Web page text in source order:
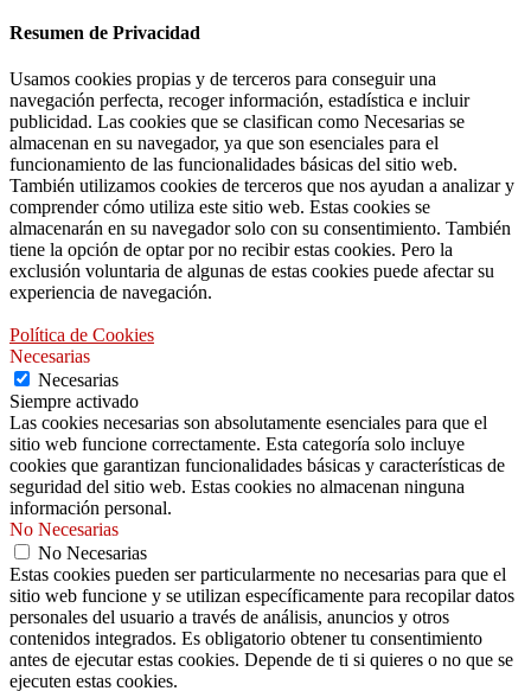
Resumen de Privacidad
Usamos cookies propias y de terceros para conseguir una
navegación perfecta, recoger información, estadística e incluir
publicidad. Las cookies que se clasifican como Necesarias se
almacenan en su navegador, ya que son esenciales para el
funcionamiento de las funcionalidades básicas del sitio web.
También utilizamos cookies de terceros que nos ayudan a analizar y
comprender cómo utiliza este sitio web. Estas cookies se
almacenarán en su navegador solo con su consentimiento. También
tiene la opción de optar por no recibir estas cookies. Pero la
exclusión voluntaria de algunas de estas cookies puede afectar su
experiencia de navegación.
Política de Cookies
Necesarias
Necesarias
Siempre activado
Las cookies necesarias son absolutamente esenciales para que el
sitio web funcione correctamente. Esta categoría solo incluye
cookies que garantizan funcionalidades básicas y características de
seguridad del sitio web. Estas cookies no almacenan ninguna
información personal.
No Necesarias
No Necesarias
Estas cookies pueden ser particularmente no necesarias para que el
sitio web funcione y se utilizan específicamente para recopilar datos
personales del usuario a través de análisis, anuncios y otros
contenidos integrados. Es obligatorio obtener tu consentimiento
antes de ejecutar estas cookies. Depende de ti si quieres o no que se
ejecuten estas cookies.